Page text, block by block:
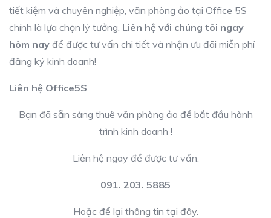
tiết kiệm và chuyên nghiệp, văn phòng ảo tại Office 5S
chính là lựa chọn lý tưởng. Liên hệ với chúng tôi ngay
hôm nay để được tư vấn chi tiết và nhận ưu đãi miễn phí
đăng ký kinh doanh!
Liên hệ Office5S
Bạn đã sẵn sàng thuê văn phòng ảo để bắt đầu hành
trình kinh doanh !
Liên hệ ngay để được tư vấn.
091. 203. 5885
Hoặc để lại thông tin tại đây.